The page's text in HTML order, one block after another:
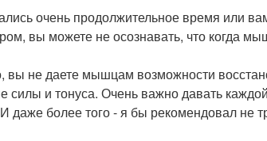
очень продолжительное время или
вы можете не осознавать, что когда
не даете мышцам возможности
силы и тонуса. Очень важно давать
даже более того - я бы рекомендовал не